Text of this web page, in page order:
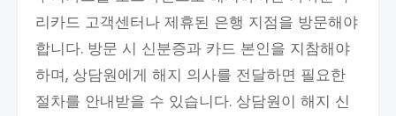
리카드 고객센터나 제휴된 은행 지점을 방문해야
합니다. 방문 시 신분증과 카드 본인을 지참해야
하며, 상담원에게 해지 의사를 전달하면 필요한
절차를 안내받을 수 있습니다. 상담원이 해지 신